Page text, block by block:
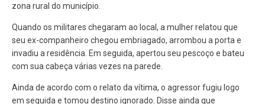
zona rural do município.
Quando os militares chegaram ao local, a mulher relatou que
seu ex-companheiro chegou embriagado, arrombou a porta e
invadiu a residência. Em seguida, apertou seu pescoço e bateu
com sua cabeça várias vezes na parede.
Ainda de acordo com o relato da vítima, o agressor fugiu logo
em seguida e tomou destino ignorado. Disse ainda que